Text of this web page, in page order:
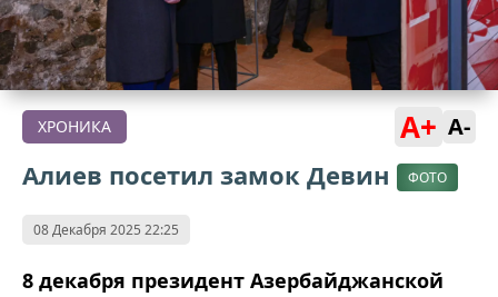
ХРОНИКА A+ A-
Алиев посетил замок Девин ФОТО
08 Декабря 2025 22:25
8 декабря президент Азербайджанской